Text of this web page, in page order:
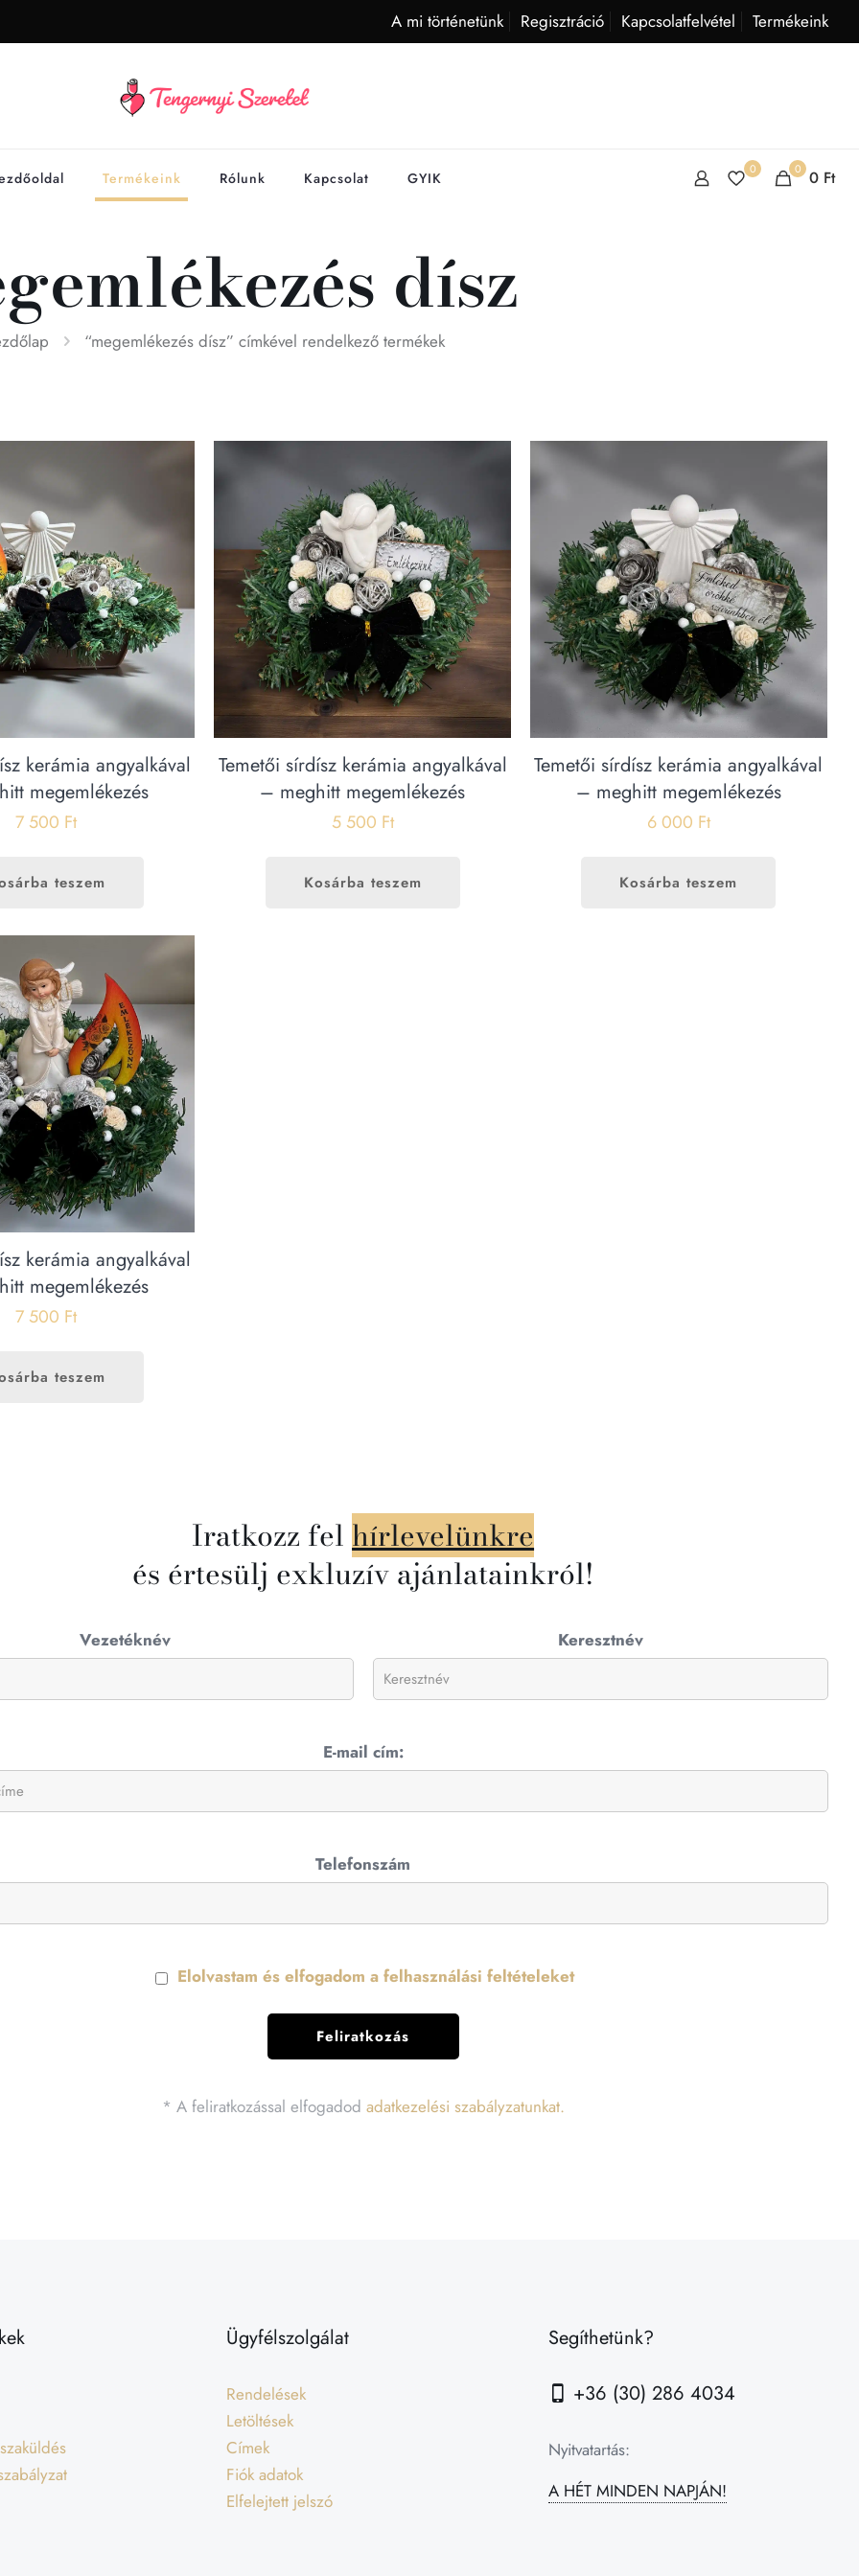
A mi történetünk Regisztráció Kapcsolatfelvétel Termékeink
Termékeink Rólunk Kapcsolat GYIK 0 0 0 Ft
dísz
“megemlékezés dísz” címkével rendelkező termékek
kerámia angyalkával
megemlékezés
7 500 Ft
teszem
Temetői sírdísz kerámia angyalkával
– meghitt megemlékezés
5 500 Ft
Kosárba teszem
Temetői sírdísz kerámia angyalkával
– meghitt megemlékezés
6 000 Ft
Kosárba teszem
kerámia angyalkával
megemlékezés
7 500 Ft
teszem
Iratkozz fel hírlevelünkre
és értesülj exkluzív ajánlatainkról!
Vezetéknév Keresztnév
E-mail cím:
Telefonszám
Elolvastam és elfogadom a felhasználási feltételeket
* A feliratkozással elfogadod adatkezelési szabályzatunkat.
Ügyfélszolgálat
Rendelések
Letöltések
Címek
Fiók adatok
Elfelejtett jelszó
Segíthetünk?
+36 (30) 286 4034
Nyitvatartás:
A HÉT MINDEN NAPJÁN!